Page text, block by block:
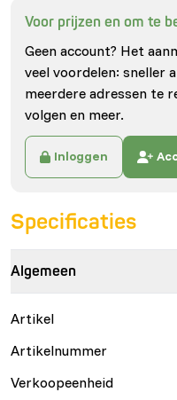
Voor prijzen en om te
Geen account? Het
veel voordelen: sneller
meerdere adressen te
volgen en meer.
Inloggen
Specificaties
Algemeen
Artikel
Artikelnummer
Verkoopeenheid